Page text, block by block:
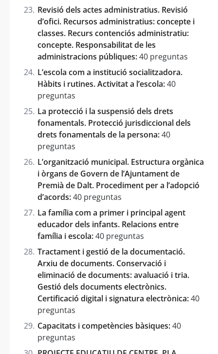
Revisió dels actes administratius. Revisió
d’ofici. Recursos administratius: concepte i
classes. Recurs contenciós administratiu:
concepte. Responsabilitat de les
administracions públiques:40 preguntas
L’escola com a institució socialitzadora.
Hàbits i rutines. Activitat a l’escola:40
preguntas
La protecció i la suspensió dels drets
fonamentals. Protecció jurisdiccional dels
drets fonamentals de la persona:40
preguntas
L’organització municipal. Estructura orgànica
i òrgans de Govern de l’Ajuntament de
Premià de Dalt. Procediment per a l’adopció
d’acords:40 preguntas
La família com a primer i principal agent
educador dels infants. Relacions entre
família i escola:40 preguntas
Tractament i gestió de la documentació.
Arxiu de documents. Conservació i
eliminació de documents: avaluació i tria.
Gestió dels documents electrònics.
Certificació digital i signatura electrònica:40
preguntas
Capacitats i competències bàsiques:40
preguntas